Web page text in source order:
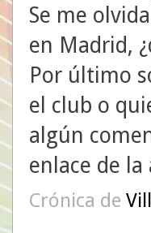
Se me
en Madrid,
Por último
el club o
algún
enlace de la
Crónica de